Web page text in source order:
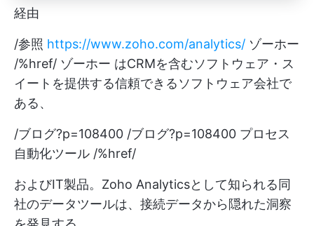
経由
/参照 https://www.zoho.com/analytics/ ゾーホー
/%href/ ゾーホー はCRMを含むソフトウェア・ス
イートを提供する信頼できるソフトウェア会社で
ある、
/ブログ?p=108400 /ブログ?p=108400 プロセス
自動化ツール /%href/
およびIT製品。Zoho Analyticsとして知られる同
社のデータツールは、接続データから隠れた洞察